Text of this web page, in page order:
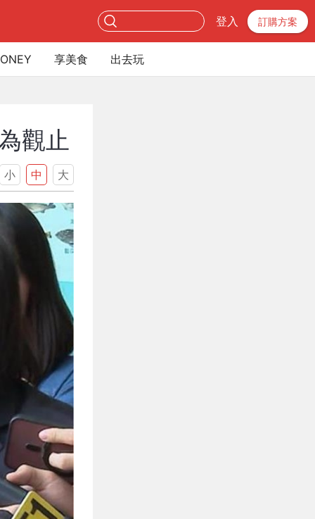
登入 訂購方案
享美食 出去玩
觀止
小 中 大